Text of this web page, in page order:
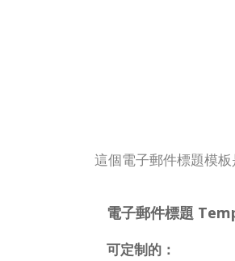
這個電子郵件標題模
電子郵件標題
可定制的：